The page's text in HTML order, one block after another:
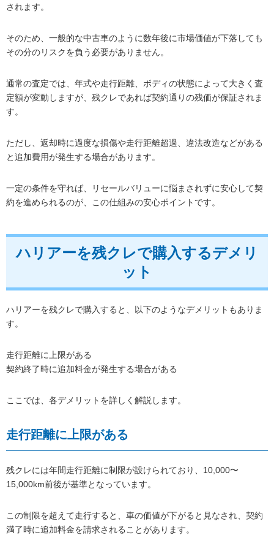
されます。
そのため、一般的な中古車のように数年後に市場価値が下落しても
その分のリスクを負う必要がありません。
通常の査定では、年式や走行距離、ボディの状態によって大きく査
定額が変動しますが、残クレであれば契約通りの残価が保証されま
す。
ただし、返却時に過度な損傷や走行距離超過、違法改造などがある
と追加費用が発生する場合があります。
一定の条件を守れば、リセールバリューに悩まされずに安心して契
約を進められるのが、この仕組みの安心ポイントです。
ハリアーを残クレで購入するデメリ
ット
ハリアーを残クレで購入すると、以下のようなデメリットもありま
す。
走行距離に上限がある
契約終了時に追加料金が発生する場合がある
ここでは、各デメリットを詳しく解説します。
走行距離に上限がある
残クレには年間走行距離に制限が設けられており、10,000〜
15,000km前後が基準となっています。
この制限を超えて走行すると、車の価値が下がると見なされ、契約
満了時に追加料金を請求されることがあります。